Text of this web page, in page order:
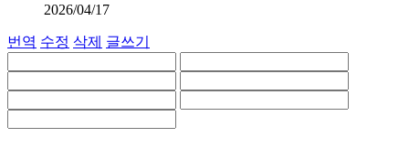
2026/04/17
번역 수정 삭제 글쓰기